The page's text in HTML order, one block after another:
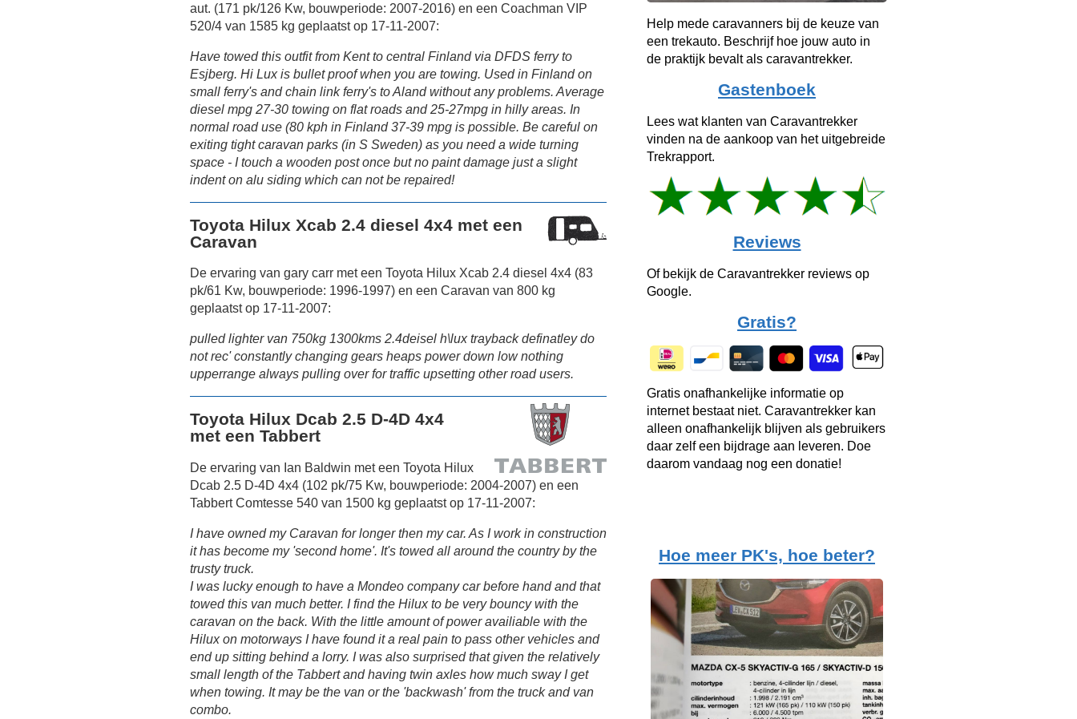
aut. (171 pk/126 Kw, bouwperiode: 2007-2016) en een Coachman VIP
520/4 van 1585 kg geplaatst op 17-11-2007:
Have towed this outfit from Kent to central Finland via DFDS ferry to
Esjberg. Hi Lux is bullet proof when you are towing. Used in Finland on
small ferry's and chain link ferry's to Aland without any problems. Average
diesel mpg 27-30 towing on flat roads and 25-27mpg in hilly areas. In
normal road use (80 kph in Finland 37-39 mpg is possible. Be careful on
exiting tight caravan parks (in S Sweden) as you need a wide turning
space - I touch a wooden post once but no paint damage just a slight
indent on alu siding which can not be repaired!
Toyota Hilux Xcab 2.4 diesel 4x4 met een
Caravan
De ervaring van gary carr met een Toyota Hilux Xcab 2.4 diesel 4x4 (83
pk/61 Kw, bouwperiode: 1996-1997) en een Caravan van 800 kg
geplaatst op 17-11-2007:
pulled lighter van 750kg 1300kms 2.4deisel h\lux trayback definatley do
not rec' constantly changing gears heaps power down low nothing
upperrange always pulling over for traffic upsetting other road users.
Toyota Hilux Dcab 2.5 D-4D 4x4
met een Tabbert
De ervaring van Ian Baldwin met een Toyota Hilux
Dcab 2.5 D-4D 4x4 (102 pk/75 Kw, bouwperiode: 2004-2007) en een
Tabbert Comtesse 540 van 1500 kg geplaatst op 17-11-2007:
I have owned my Caravan for longer then my car. As I work in construction
it has become my 'second home'. It's towed all around the country by the
trusty truck.
I was lucky enough to have a Mondeo company car before hand and that
towed this van much better. I find the Hilux to be very bouncy with the
caravan on the back. With the little amount of power availiable with the
Hilux on motorways I have found it a real pain to pass other vehicles and
end up sitting behind a lorry. I was also surprised that given the relatively
small length of the Tabbert and having twin axles how much sway I get
when towing. It may be the van or the 'backwash' from the truck and van
combo.
Help mede caravanners bij de keuze van
een trekauto. Beschrijf hoe jouw auto in
de praktijk bevalt als caravantrekker.
Gastenboek
Lees wat klanten van Caravantrekker
vinden na de aankoop van het uitgebreide
Trekrapport.
Reviews
Of bekijk de Caravantrekker reviews op
Google.
Gratis?
Gratis onafhankelijke informatie op
internet bestaat niet. Caravantrekker kan
alleen onafhankelijk blijven als gebruikers
daar zelf een bijdrage aan leveren. Doe
daarom vandaag nog een donatie!
Hoe meer PK's, hoe beter?